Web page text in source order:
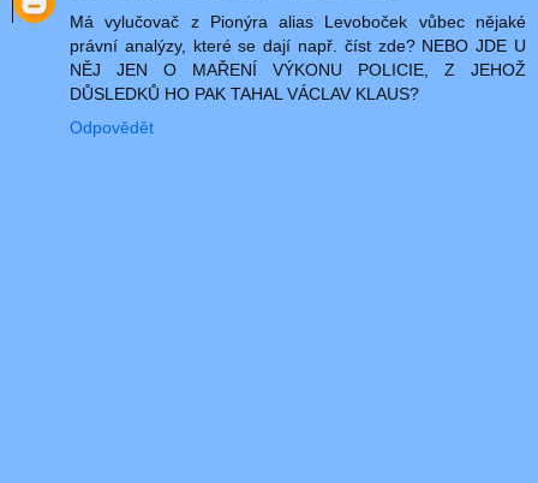
Má vylučovač z Pionýra alias Levoboček vůbec nějaké
právní analýzy, které se dají např. číst zde? NEBO JDE U
NĚJ JEN O MAŘENÍ VÝKONU POLICIE, Z JEHOŽ
DŮSLEDKŮ HO PAK TAHAL VÁCLAV KLAUS?
Odpovědět